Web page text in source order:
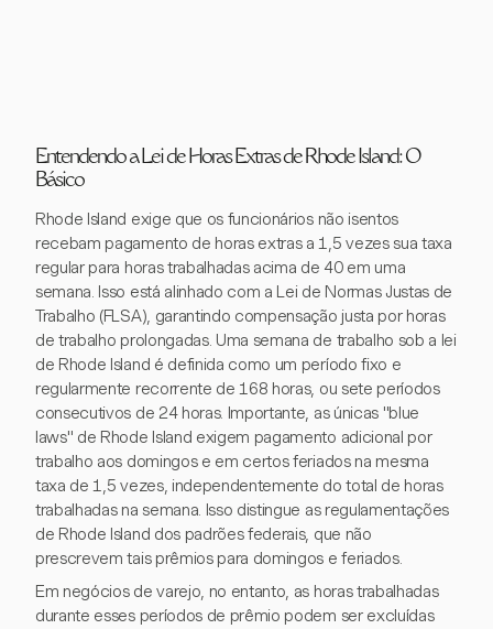
Entendendo a Lei de Horas Extras de Rhode Island: O
Básico
Rhode Island exige que os funcionários não isentos
recebam pagamento de horas extras a 1,5 vezes sua taxa
regular para horas trabalhadas acima de 40 em uma
semana. Isso está alinhado com a Lei de Normas Justas de
Trabalho (FLSA), garantindo compensação justa por horas
de trabalho prolongadas. Uma semana de trabalho sob a lei
de Rhode Island é definida como um período fixo e
regularmente recorrente de 168 horas, ou sete períodos
consecutivos de 24 horas. Importante, as únicas "blue
laws" de Rhode Island exigem pagamento adicional por
trabalho aos domingos e em certos feriados na mesma
taxa de 1,5 vezes, independentemente do total de horas
trabalhadas na semana. Isso distingue as regulamentações
de Rhode Island dos padrões federais, que não
prescrevem tais prêmios para domingos e feriados.
Em negócios de varejo, no entanto, as horas trabalhadas
durante esses períodos de prêmio podem ser excluídas